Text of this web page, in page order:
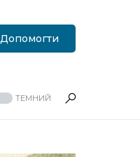
Допомогти
ТЕМНИЙ